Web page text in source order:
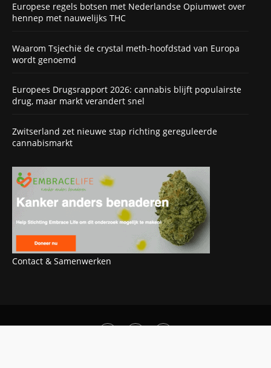
Europese regels botsen met Nederlandse Opiumwet over
hennep met nauwelijks THC
Waarom Tsjechië de crystal meth-hoofdstad van Europa
wordt genoemd
Europees Drugsrapport 2026: cannabis blijft populairste
drug, maar markt verandert snel
Zwitserland zet nieuwe stap richting gereguleerde
cannabismarkt
Contact & Samenwerken